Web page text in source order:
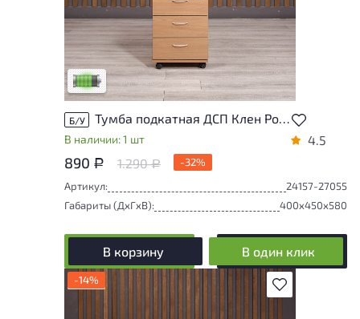
У товара присутствуют незначительные
следы эксплуатации, не влияющие на
удобство его использования
Низкая степень износа
Б/У Тумба подкатная ДСП Клен Россия
В наличии: 1 шт 4.5
890 Р 1.290Р
-32%
Артикул:
24157-27055
Габариты (ДxГxВ):
400x450x580
В корзину В один клик
В избранное
-14%